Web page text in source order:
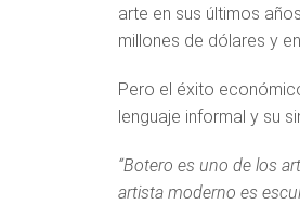
arte en sus últimos
millones de dólares y
Pero el éxito
lenguaje informal y su
“Botero es uno de los
artista moderno es